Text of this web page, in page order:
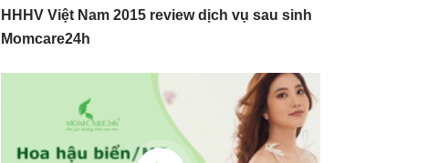
HHHV Việt Nam 2015 review dịch vụ sau sinh
Momcare24h